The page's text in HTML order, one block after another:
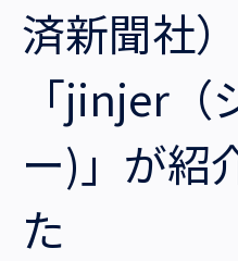
就労支援
会社概要
役員一覧
拠点一覧
グループ会社
サステナビリティ
採用情報
済新聞社
「jinjer（
ー)」が紹
た